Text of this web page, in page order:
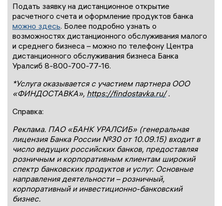
Подать заявку на дистанционное открытие
расчетного счета и оформление продуктов банка
можно здесь. Более подробно узнать о
возможностях дистанционного обслуживания малого
и среднего бизнеса – можно по телефону Центра
дистанционного обслуживания бизнеса Банка
Уралсиб 8-800-700-77-16.
*Услуга оказывается с участием партнера ООО
«ФИНДОСТАВКА», https://findostavka.ru/.
Справка:
Реклама. ПАО «БАНК УРАЛСИБ» (генеральная
лицензия Банка России №30 от 10.09.15) входит в
число ведущих российских банков, предоставляя
розничным и корпоративным клиентам широкий
спектр банковских продуктов и услуг. Основные
направления деятельности – розничный,
корпоративный и инвестиционно-банковский
бизнес.